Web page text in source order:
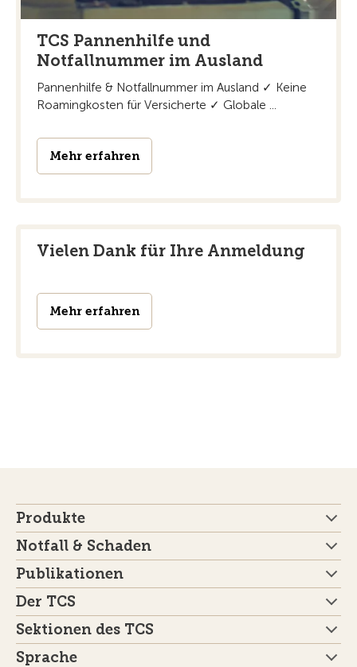
TCS Pannenhilfe und
Notfallnummer im Ausland
Pannenhilfe & Notfallnummer im Ausland ✓ Keine
Roamingkosten für Versicherte ✓ Globale ...
Mehr erfahren
Vielen Dank für Ihre Anmeldung
Mehr erfahren
Produkte
Notfall & Schaden
Publikationen
Der TCS
Sektionen des TCS
Sprache